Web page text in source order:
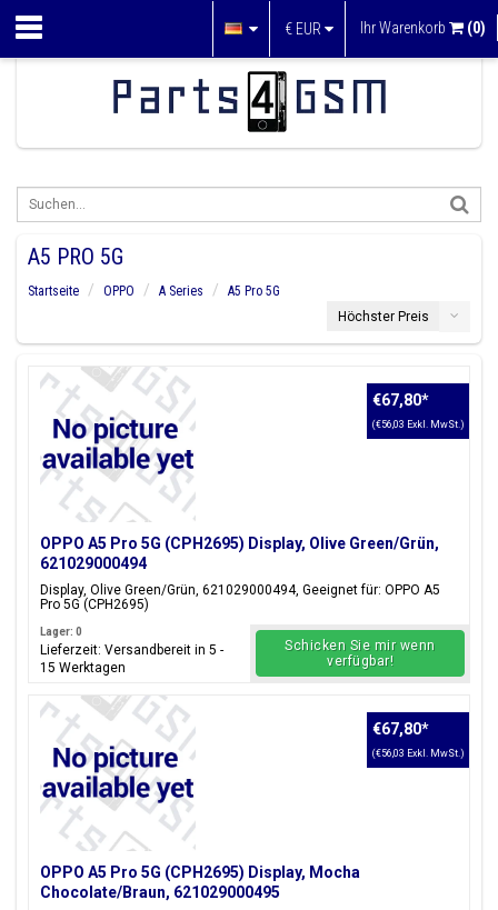
€ EUR Ihr Warenkorb (0)
A5 PRO 5G
Startseite OPPO A Series
A5 Pro 5G
Höchster Preis
OPPO A5 Pro 5G (CPH2695) Display, Olive Green/Grün,
621029000494
Display, Olive Green/Grün, 621029000494, Geeignet für: OPPO A5
Pro 5G (CPH2695)
€67,80*
(€56,03 Exkl. MwSt.)
Lager: 0
Lieferzeit: Versandbereit in 5 -
15 Werktagen
Schicken Sie mir wenn
verfügbar!
OPPO A5 Pro 5G (CPH2695) Display, Mocha
Chocolate/Braun, 621029000495
€67,80*
(€56,03 Exkl. MwSt.)